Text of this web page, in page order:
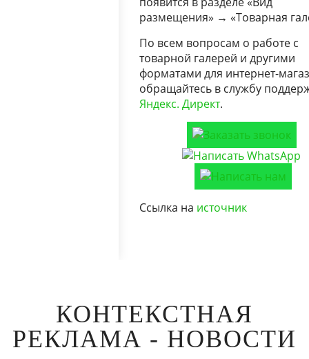
размещения» → «Товарная
По всем вопросам о работе с
товарной галерей и другими
форматами для интернет-
обращайтесь в службу
Яндекс. Директ.
Ссылка на источник
КОНТЕКСТНАЯ
РЕКЛАМА - НОВОСТИ